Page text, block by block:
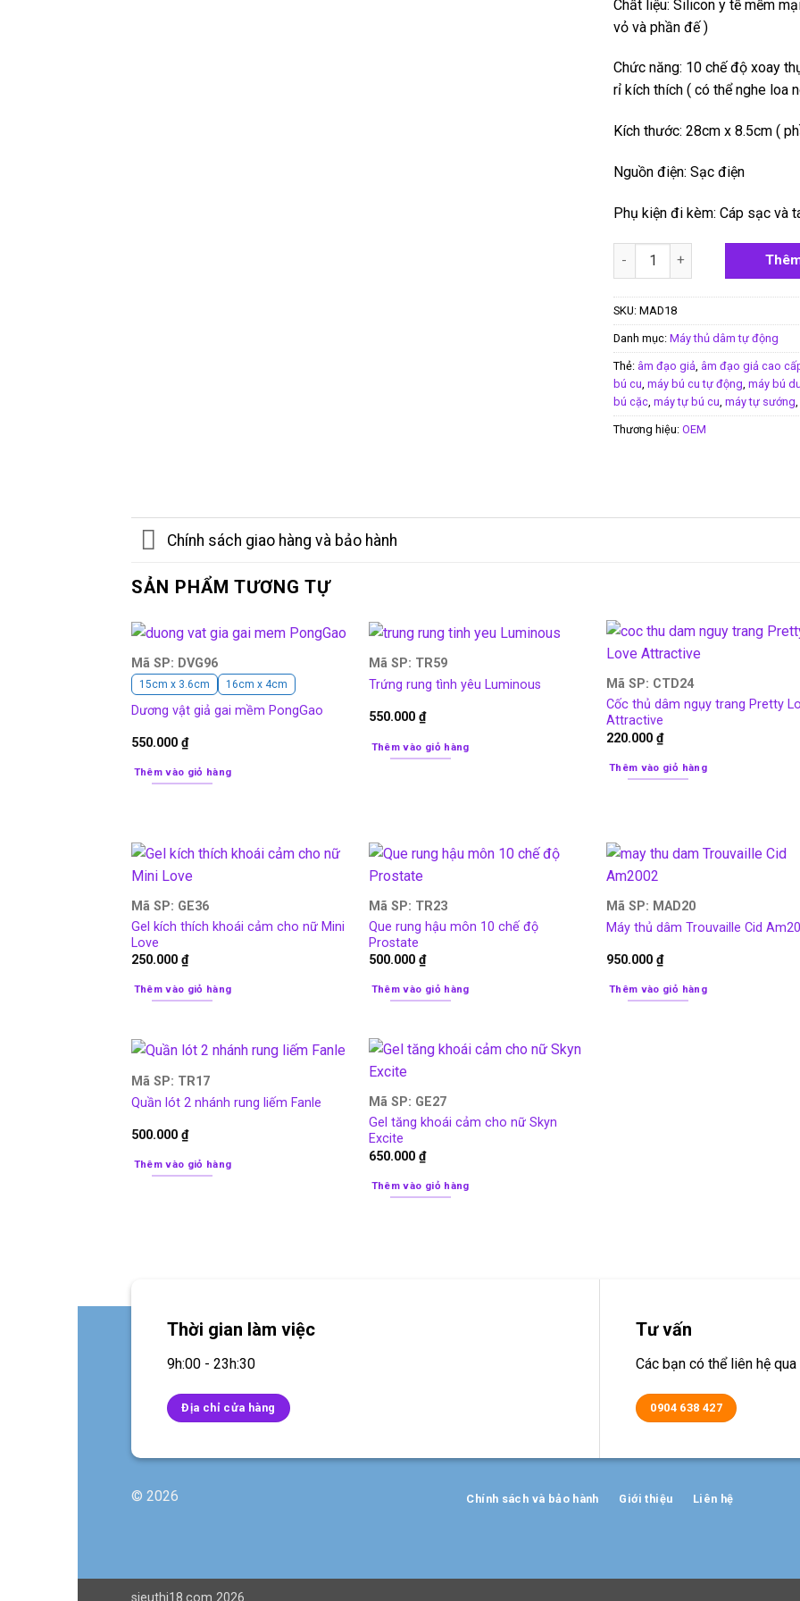
Chất liệu: Silicon y tế mềm
vỏ và phần đế )
Chức năng: 10 chế độ xoay
rỉ kích thích ( có thể nghe loa
Kích thước: 28cm x 8.5cm (
Nguồn điện: Sạc điện
Phụ kiện đi kèm: Cáp sạc và
Máy thủ dâm cao cấp
SKU: MAD18
Danh mục: Máy thủ dâm tự động
Thẻ: âm đạo giả, âm đạo giả cao
bú cu, máy bú cu tự động, máy bú
bú cặc, máy tự bú cu, máy tự sướng,
Thương hiệu: OEM
Chính sách giao hàng và bảo hành
SẢN PHẨM TƯƠNG TỰ
Mã SP: DVG96
15cm x 3.6cm 16cm x 4cm
Dương vật giả gai mềm PongGao
550.000 ₫
Thêm vào giỏ hàng
Mã SP: TR59
Trứng rung tình yêu Luminous
550.000₫
Thêm vào giỏ hàng
Mã SP: CTD24
Cốc thủ dâm ngụy trang Pretty
Attractive
220.000₫
Thêm vào giỏ hàng
Mã SP: GE36
Gel kích thích khoái cảm cho nữ Mini
Love
250.000 ₫
Thêm vào giỏ hàng
Mã SP: TR23
Que rung hậu môn 10 chế độ
Prostate
500.000₫
Thêm vào giỏ hàng
Mã SP: MAD20
Máy thủ dâm Trouvaille Cid
950.000₫
Thêm vào giỏ hàng
Mã SP: TR17
Quần lót 2 nhánh rung liếm Fanle
500.000 ₫
Thêm vào giỏ hàng
Mã SP: GE27
Gel tăng khoái cảm cho nữ Skyn
Excite
650.000₫
Thêm vào giỏ hàng
Thời gian làm việc
9h:00 - 23h:30
Địa chỉ cửa hàng
Tư vấn
Các bạn có thể liên hệ
0904 638 427
© 2026 Chính sách và bảo hành Giới thiệu Liên hệ